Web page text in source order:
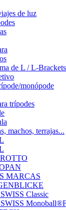
de luz
de L / L-Brackets
monópode
trípodes
machos, terrajas...
MARCAS
Classic